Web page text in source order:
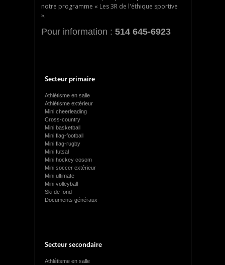
notre programme « Les 3R de l'éthique sportive
».
Pour information : 514 645-6923
Secteur primaire
Athlétisme en salle
Athlétisme extérieur
Mini cheerleading
Cross-country
Mini basketball
Mini flag-football
Mini flag-rugby
Mini futsal
Mini hockey cosom
Mini soccer extérieur
Mini ultimate
Mini volleyball
Ski de fond
Documents généraux
Secteur secondaire
Athlétisme en salle